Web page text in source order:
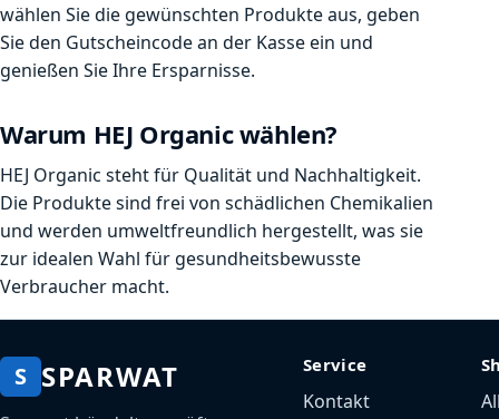
wählen Sie die gewünschten Produkte aus, geben
Sie den Gutscheincode an der Kasse ein und
genießen Sie Ihre Ersparnisse.
Warum HEJ Organic wählen?
HEJ Organic steht für Qualität und Nachhaltigkeit.
Die Produkte sind frei von schädlichen Chemikalien
und werden umweltfreundlich hergestellt, was sie
zur idealen Wahl für gesundheitsbewusste
Verbraucher macht.
S SPARWAT Service
Kontakt